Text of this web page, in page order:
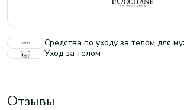
Средства по уходу за телом для
Уход за телом
Отзывы